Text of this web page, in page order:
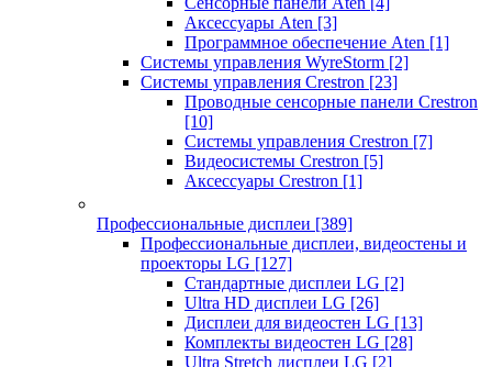
Аксессуары Aten [3]
Программное обеспечение Aten [1]
Системы управления WyreStorm [2]
Системы управления Crestron [23]
Проводные сенсорные панели Crestron
[10]
Системы управления Crestron [7]
Видеосистемы Crestron [5]
Аксессуары Crestron [1]
Профессиональные дисплеи [389]
Профессиональные дисплеи, видеостены и
проекторы LG [127]
Стандартные дисплеи LG [2]
Ultra HD дисплеи LG [26]
Дисплеи для видеостен LG [13]
Комплекты видеостен LG [28]
Ultra Stretch дисплеи LG [2]